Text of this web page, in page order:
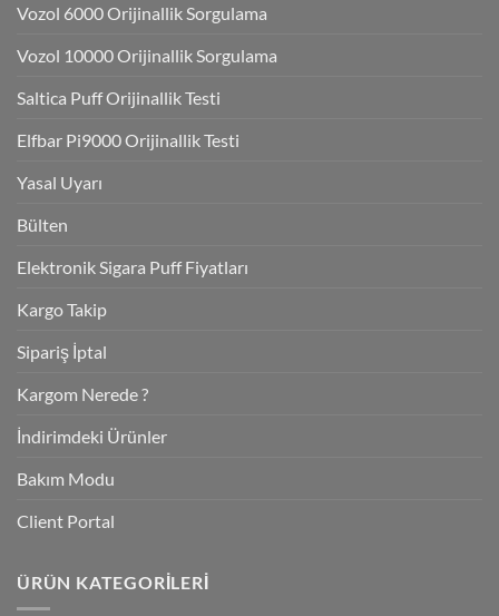
Vozol 6000 Orijinallik Sorgulama
Vozol 10000 Orijinallik Sorgulama
Saltica Puff Orijinallik Testi
Elfbar Pi9000 Orijinallik Testi
Yasal Uyarı
Bülten
Elektronik Sigara Puff Fiyatları
Kargo Takip
Sipariş İptal
Kargom Nerede ?
İndirimdeki Ürünler
Bakım Modu
Client Portal
ÜRÜN KATEGORILERI